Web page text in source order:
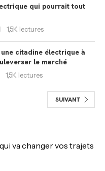
qui pourrait tout
1,5K lectures
citadine électrique à
le marché
1,5K lectures
SUIVANT
va changer vos trajets